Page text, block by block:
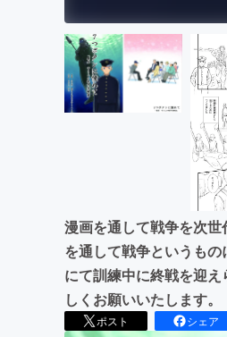
漫画を通して戦争を次
を通して戦争というも
にて訓練中に終戦を迎
しくお願いいたします。
ポスト シェア